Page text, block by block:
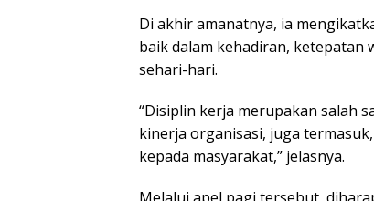
Di akhir amanatnya, ia
baik dalam kehadiran, ketepatan
sehari-hari.
“Disiplin kerja merupakan salah
kinerja organisasi, juga
kepada masyarakat,” jelasnya.